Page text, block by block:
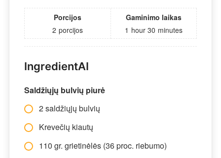
Porcijos
2 porcijos
Gaminimo laikas
1 hour 30 minutes
IngredientAI
Saldžiųjų bulvių piurė
2 saldžiųjų bulvių
Krevečių kiautų
110 gr. grietinėlės (36 proc. riebumo)